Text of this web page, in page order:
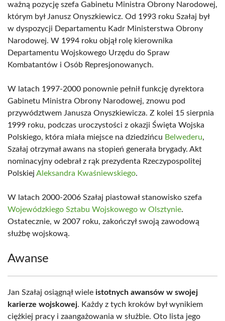
ważną pozycję szefa Gabinetu Ministra Obrony Narodowej,
którym był Janusz Onyszkiewicz. Od 1993 roku Szałaj był
w dyspozycji Departamentu Kadr Ministerstwa Obrony
Narodowej. W 1994 roku objął rolę kierownika
Departamentu Wojskowego Urzędu do Spraw
Kombatantów i Osób Represjonowanych.
W latach 1997-2000 ponownie pełnił funkcję dyrektora
Gabinetu Ministra Obrony Narodowej, znowu pod
przywództwem Janusza Onyszkiewicza. Z kolei 15 sierpnia
1999 roku, podczas uroczystości z okazji Święta Wojska
Polskiego, która miała miejsce na dziedzińcu Belwederu,
Szałaj otrzymał awans na stopień generała brygady. Akt
nominacyjny odebrał z rąk prezydenta Rzeczypospolitej
Polskiej Aleksandra Kwaśniewskiego.
W latach 2000-2006 Szałaj piastował stanowisko szefa
Wojewódzkiego Sztabu Wojskowego w Olsztynie.
Ostatecznie, w 2007 roku, zakończył swoją zawodową
służbę wojskową.
Awanse
Jan Szałaj osiągnął wiele istotnych awansów w swojej
karierze wojskowej. Każdy z tych kroków był wynikiem
ciężkiej pracy i zaangażowania w służbie. Oto lista jego